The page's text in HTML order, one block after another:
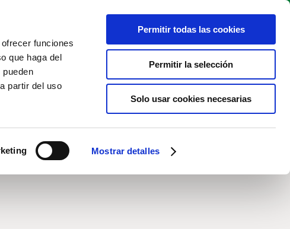
funciones
que haga del
partir del uso
Mostrar detalles
Permitir todas las cookies
Permitir la selección
Solo usar cookies necesarias
RÉSERVER UN
FR